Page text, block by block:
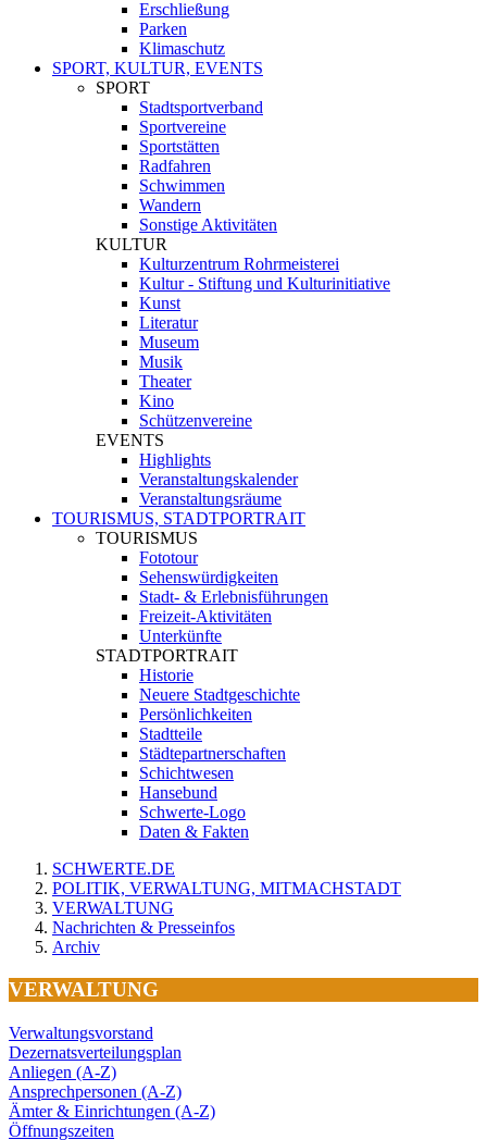
Erschließung
Parken
Klimaschutz
SPORT, KULTUR, EVENTS
SPORT
Stadtsportverband
Sportvereine
Sportstätten
Radfahren
Schwimmen
Wandern
Sonstige Aktivitäten
KULTUR
Kulturzentrum Rohrmeisterei
Kultur - Stiftung und Kulturinitiative
Kunst
Literatur
Museum
Musik
Theater
Kino
Schützenvereine
EVENTS
Highlights
Veranstaltungskalender
Veranstaltungsräume
TOURISMUS, STADTPORTRAIT
TOURISMUS
Fototour
Sehenswürdigkeiten
Stadt- & Erlebnisführungen
Freizeit-Aktivitäten
Unterkünfte
STADTPORTRAIT
Historie
Neuere Stadtgeschichte
Persönlichkeiten
Stadtteile
Städtepartnerschaften
Schichtwesen
Hansebund
Schwerte-Logo
Daten & Fakten
SCHWERTE.DE
POLITIK, VERWALTUNG, MITMACHSTADT
VERWALTUNG
Nachrichten & Presseinfos
Archiv
VERWALTUNG
Verwaltungsvorstand
Dezernatsverteilungsplan
Anliegen (A-Z)
Ansprechpersonen (A-Z)
Ämter & Einrichtungen (A-Z)
Öffnungszeiten